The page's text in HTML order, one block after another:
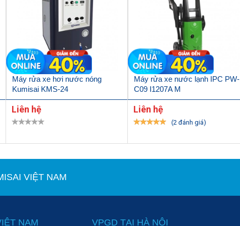
Máy rửa xe hơi nước nóng
Kumisai KMS-24
Liên hệ
Máy rửa xe nước lạnh IPC PW-
C09 I1207A M
Liên hệ
(2 đánh giá)
VIỆT NAM
NAM VPGD TẠI HÀ NỘI